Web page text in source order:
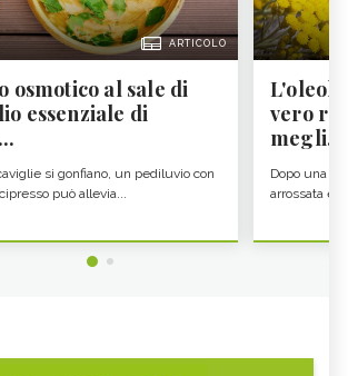
ARTICOLO
osmotico al sale di
essenziale di
si gonfiano, un pediluvio con
può allevia...
vero re
megli...
Dopo una
arrossata e